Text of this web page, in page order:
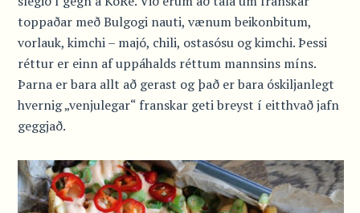
toppaðar með Bulgogi nauti, vænum beikonbitum,
vorlauk, kimchi – majó, chili, ostasósu og kimchi. Þessi
réttur er einn af uppáhalds réttum mannsins míns.
Þarna er bara allt að gerast og það er bara óskiljanlegt
hvernig „venjulegar“ franskar geti breyst í eitthvað jafn
geggjað.